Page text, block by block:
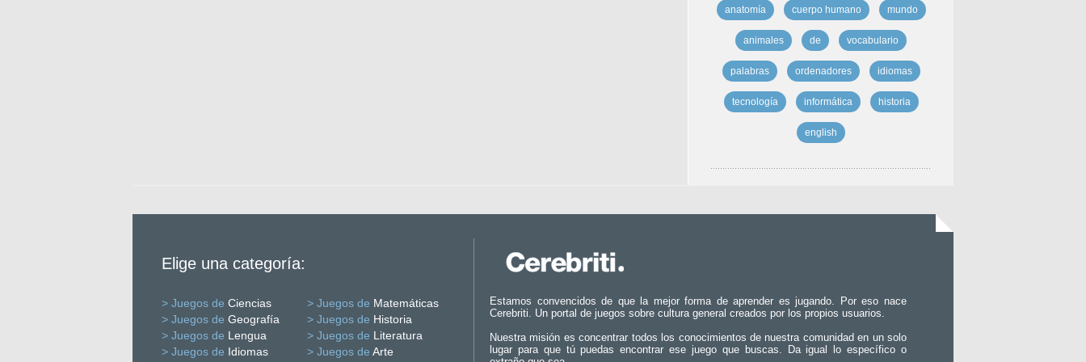
anatomía cuerpo humano mundo
animales de vocabulario
palabras ordenadores idiomas
tecnología informática historia
english
Elige una categoría:
> Juegos de Ciencias > Juegos de Matemáticas
> Juegos de Geografía > Juegos de Historia
> Juegos de Lengua > Juegos de Literatura
> Juegos de Idiomas > Juegos de Arte
Estamos convencidos de que la mejor forma de aprender es jugando. Por eso nace
Cerebriti. Un portal de juegos sobre cultura general creados por los propios usuarios.
Nuestra misión es concentrar todos los conocimientos de nuestra comunidad en un solo
lugar para que tú puedas encontrar ese juego que buscas. Da igual lo específico o